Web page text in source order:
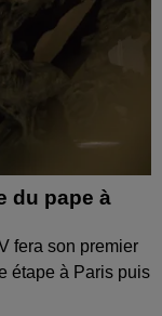
du pape à
fera son premier
étape à Paris puis